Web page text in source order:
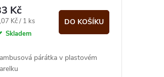
Kč
Kč / 1 ks
Skladem
DO KOŠÍKU
párátka v plastovém